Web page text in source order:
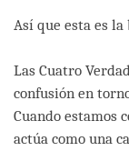
Así que esta es la
Las Cuatro
confusión en
Cuando estamos
actúa como una